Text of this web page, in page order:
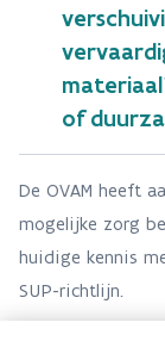
of
De OVAM heeft
mogelijke zorg
huidige kennis
SUP-richtlijn.